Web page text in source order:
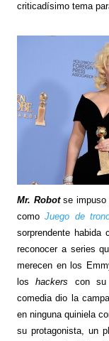
criticadísimo tema
Mr. Robot se impuso
comoJuego de
sorprendente
reconocer a series
merecen en los
loshackers con su
comedia dio la
en ninguna quiniela
su protagonista, un